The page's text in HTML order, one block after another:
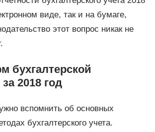
виде, так и на бумаге,
этот вопрос никак не
бухгалтерской
2018 год
вспомнить об основных
бухгалтерского учета.